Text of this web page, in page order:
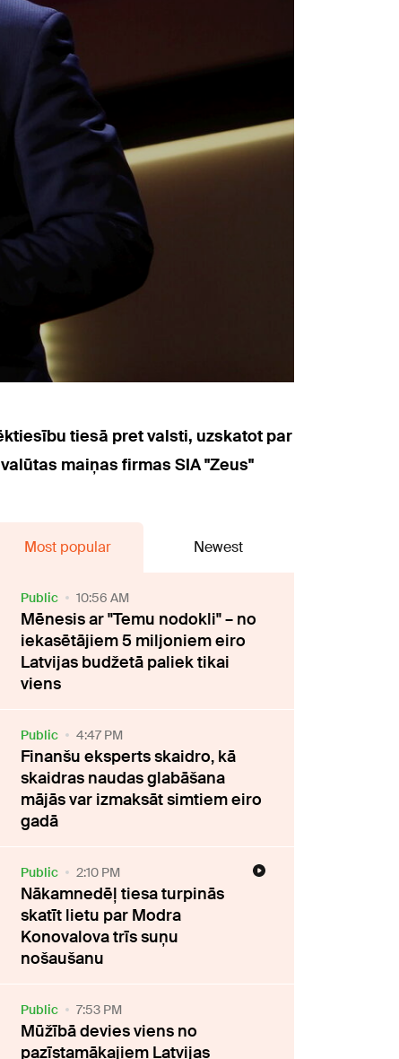
tiesā pret valsti, uzskatot par
maiņas firmas SIA "Zeus"
Most popular Newest
Public 10:56 AM
Mēnesis ar "Temu nodokli" – no
iekasētājiem 5 miljoniem eiro
Latvijas budžetā paliek tikai
viens
Public 4:47 PM
Finanšu eksperts skaidro, kā
skaidras naudas glabāšana
mājās var izmaksāt simtiem eiro
gadā
Public 2:10 PM
Nākamnedēļ tiesa turpinās
skatīt lietu par Modra
Konovalova trīs suņu
nošaušanu
Public 7:53 PM
Mūžībā devies viens no
pazīstamākajiem Latvijas